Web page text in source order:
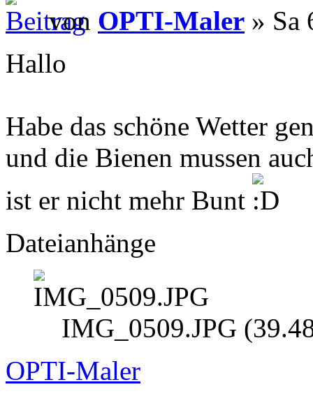
von OPTI-Maler » Sa
Hallo
Habe das schöne Wetter
und die Bienen mussen
ist er nicht mehr Bunt
Dateianhänge
IMG_0509.JPG
OPTI-Maler